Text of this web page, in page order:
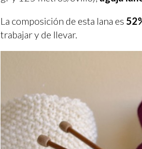
La composición de esta lana es
trabajar y de llevar.